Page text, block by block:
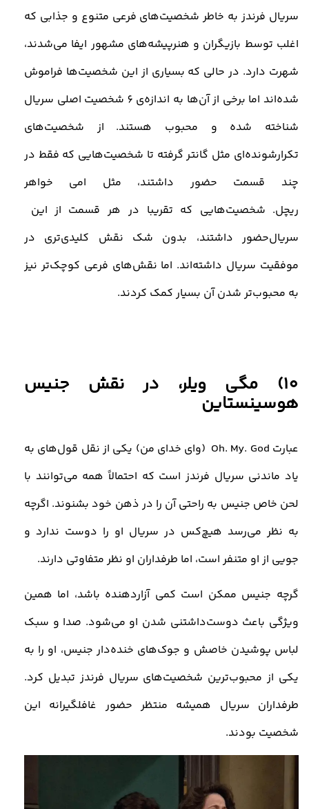
سریال فرندز به خاطر شخصیت‌های فرعی متنوع و جذابی که
اغلب توسط بازیگران و هنرپیشه‌های مشهور ایفا می‌شدند،
شهرت دارد. در حالی که بسیاری از این شخصیت‌ها فراموش
شده‌اند اما برخی از آن‌ها به اندازه‌ی 6 شخصیت اصلی سریال
شناخته شده و محبوب هستند. از شخصیت‌های
تکرارشونده‌ای مثل گانتر گرفته تا شخصیت‌هایی که فقط در
چند قسمت حضور داشتند، مثل امی خواهر
ریچل. شخصیت‌هایی که تقریبا در هر قسمت از
سریالحضور داشتند، بدون شک نقش کلیدی‌تری در
موفقیت سریال داشته‌اند. اما نقش‌های فرعی کوچک‌تر نیز
به محبوب‌تر شدن آن بسیار کمک کردند.
10) مگی ویلر، در نقش جنیس
هوسینستاین
عبارت Oh. My. God (وای خدای من) یکی از نقل قول‌های به
یاد ماندنی سریال فرندز است که احتمالاً همه می‌توانند با
لحن خاص جنیس به راحتی آن را در ذهن خود بشنوند. اگرچه
به نظر می‌رسد هیچ‌کس در سریال او را دوست ندارد و
جویی از او متنفر است، اما طرفداران او نظر متفاوتی دارند.
گرچه جنیس ممکن است کمی آزاردهنده باشد، اما همین
ویژگی باعث دوست‌داشتنی شدن او می‌شود. صدا و سبک
لباس پوشیدن خاصش و جوک‌های خنده‌دار جنیس، او را به
یکی از محبوب‌ترین شخصیت‌های سریال فرندز تبدیل کرد.
طرفداران سریال همیشه منتظر حضور غافلگیرانه این
شخصیت بودند.